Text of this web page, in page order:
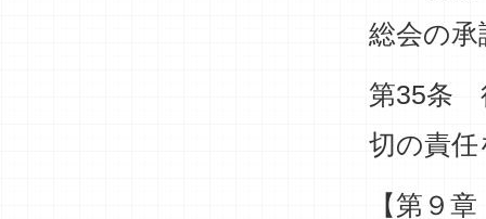
総会の
第35条
切の責
【第９